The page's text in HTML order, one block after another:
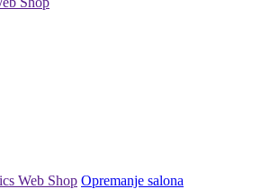
Web Shop Opremanje salona